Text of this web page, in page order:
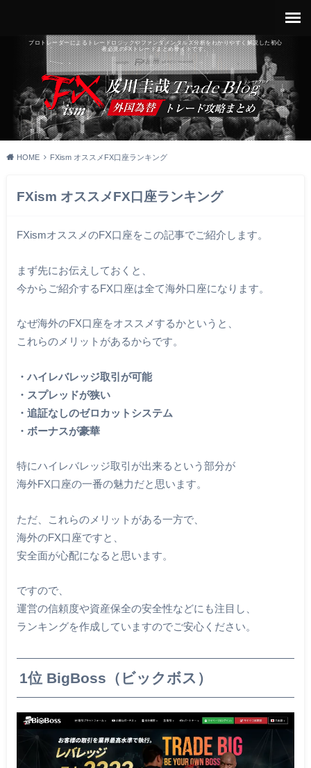
プロトレーダーによるトレードロジックやファンダメンタルズ分析をわかりやすく解説した初心
者必見のFXトレードまとめサイトです。
HOME FXism オススメFX口座ランキング
FXism オススメFX口座ランキング
FXismオススメのFX口座をこの記事でご紹介します。
まず先にお伝えしておくと、
今からご紹介するFX口座は全て海外口座になります。
なぜ海外のFX口座をオススメするかというと、
これらのメリットがあるからです。
・ハイレバレッジ取引が可能
・スプレッドが狭い
・追証なしのゼロカットシステム
・ボーナスが豪華
特にハイレバレッジ取引が出来るという部分が
海外FX口座の一番の魅力だと思います。
ただ、これらのメリットがある一方で、
海外のFX口座ですと、
安全面が心配になると思います。
ですので、
運営の信頼度や資産保全の安全性などにも注目し、
ランキングを作成していますのでご安心ください。
1位 BigBoss（ビックボス）